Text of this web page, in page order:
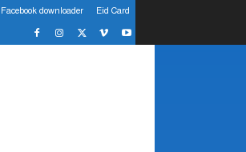
Facebook downloader Eid Card